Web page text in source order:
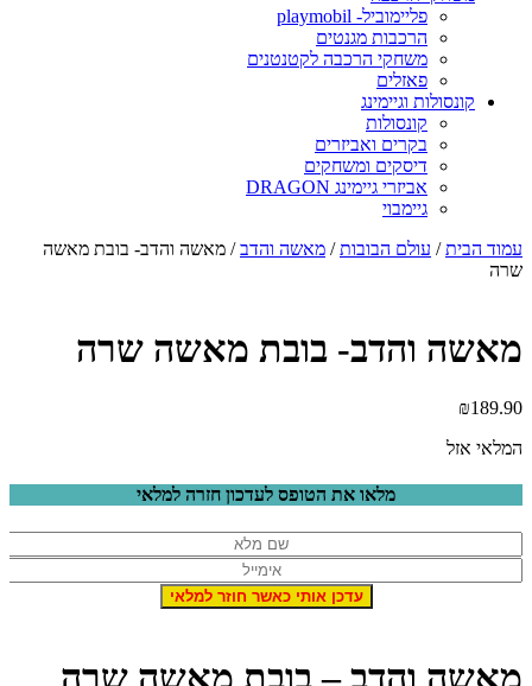
פליימוביל- playmobil
הרכבות מגנטים
משחקי הרכבה לקטנטנים
פאזלים
קונסולות וגיימינג
קונסולות
בקרים ואביזרים
דיסקים ומשחקים
אביזרי גיימינג DRAGON
גיימבוי
עמוד הבית/ עולם הבובות/ מאשה והדב/ מאשה והדב- בובת מאשה
שרה
מאשה והדב- בובת מאשה שרה
₪189.90
המלאי אזל
מלאו את הטופס לעדכון חזרה למלאי